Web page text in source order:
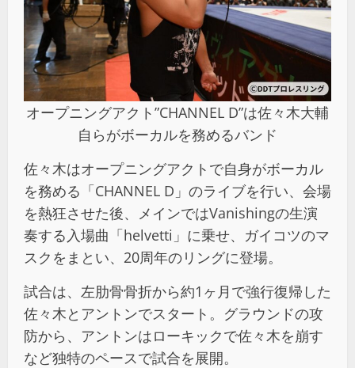
オープニングアクト”CHANNEL D”は佐々木大輔
自らがボーカルを務めるバンド
佐々木はオープニングアクトで自身がボーカル
を務める「CHANNEL D」のライブを行い、会場
を熱狂させた後、メインではVanishingの生演
奏する入場曲「helvetti」に乗せ、ガイコツのマ
スクをまとい、20周年のリングに登場。
試合は、左肋骨骨折から約1ヶ月で強行復帰した
佐々木とアントンでスタート。グラウンドの攻
防から、アントンはローキックで佐々木を崩す
など独特のペースで試合を展開。